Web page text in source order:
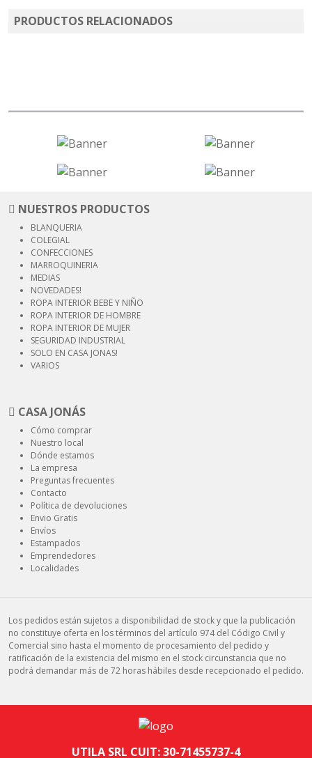
PRODUCTOS RELACIONADOS
NUESTROS PRODUCTOS
BLANQUERIA
COLEGIAL
CONFECCIONES
MARROQUINERIA
MEDIAS
NOVEDADES!
ROPA INTERIOR BEBE Y NIÑO
ROPA INTERIOR DE HOMBRE
ROPA INTERIOR DE MUJER
SEGURIDAD INDUSTRIAL
SOLO EN CASA JONAS!
VARIOS
CASA JONÁS
Cómo comprar
Nuestro local
Dónde estamos
La empresa
Preguntas frecuentes
Contacto
Política de devoluciones
Envio Gratis
Envíos
Estampados
Emprendedores
Localidades
Los pedidos están sujetos a disponibilidad de stock y que la publicación
no constituye oferta en los términos del artículo 974 del Código Civil y
Comercial sino hasta el momento de procesamiento del pedido y
ratificación de la existencia del mismo en el stock circunstancia que no
podrá demandar más de 72 horas hábiles desde recepcionado el pedido.
UTILA SRL CUIT: 30-71455737-4